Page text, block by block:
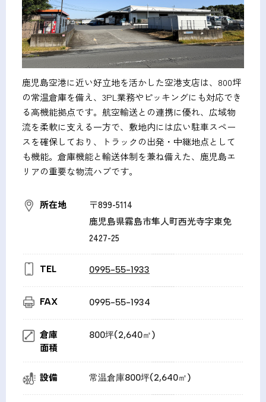
鹿児島空港に近い好立地を活かした空港支店は、800坪
の常温倉庫を備え、3PL業務やピッキングにも対応でき
る高機能拠点です。航空輸送との連携に優れ、広域物
流を柔軟に支える一方で、敷地内には広い駐車スペー
スを確保しており、トラックの出発・中継地点として
も機能。倉庫機能と輸送体制を兼ね備えた、鹿児島エ
リアの重要な物流ハブです。
所在地
〒899-5114
鹿児島県霧島市隼人町西光寺字東免
2427-25
TEL 0995-55-1933
FAX 0995-55-1934
倉庫
面積
800坪(2,640㎡)
設備 常温倉庫800坪(2,640㎡)